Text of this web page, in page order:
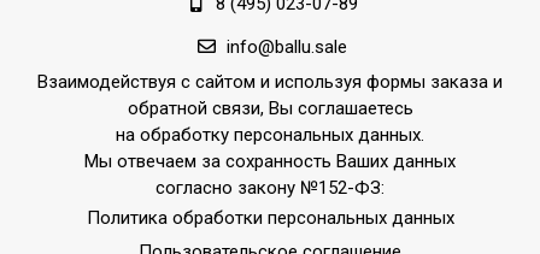
info@ballu.sale
Взаимодействуя с сайтом и используя формы заказа и
обратной связи, Вы соглашаетесь
на обработку персональных данных.
Мы отвечаем за сохранность Ваших данных
согласно закону №152-ФЗ:
Политика обработки персональных данных